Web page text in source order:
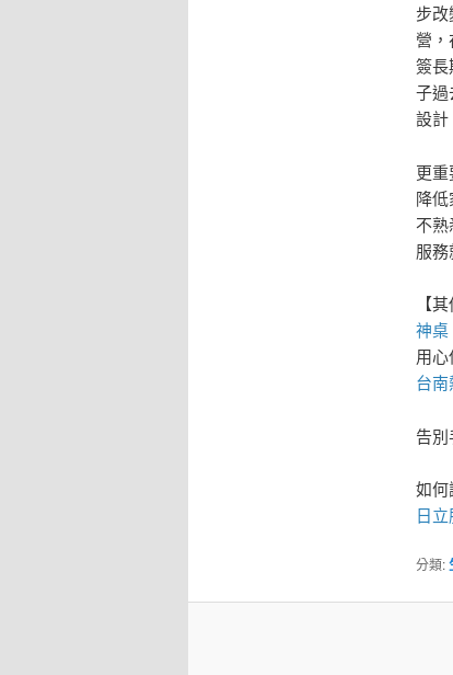
步
營
簽長
子過
設計
更
降
不熟
服
【
神桌
用
台南
告
如何
日
分類: